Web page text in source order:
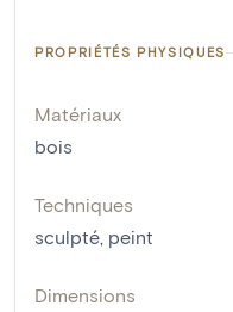
PROPRIÉTÉS PHYSIQUES
Matériaux
bois
Techniques
sculpté, peint
Dimensions